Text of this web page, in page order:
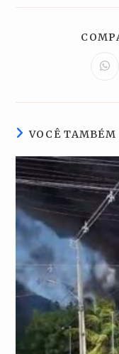
Abre
em
VOCÊ TAMBÉM